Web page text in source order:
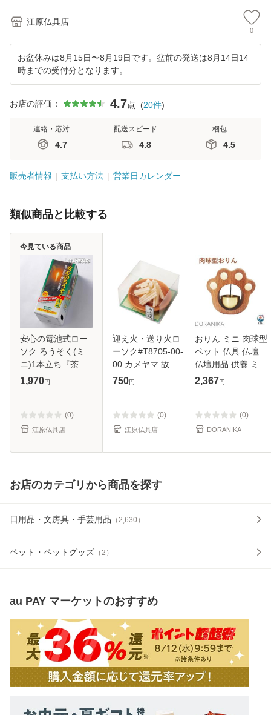
江原仏具店
0
お盆休みは8月15日〜8月19日です。盆前の発送は8月14日14
時までの受付分となります。
お店の評価： 4.7点 (20件)
連絡・応対
4.7
配送スピード
4.8
梱包
4.5
販売者情報 支払い方法 営業日カレンダー
類似商品と比較する
安心の電池式ロー
ソク ろうそく(ミ
ニ)1本立ち『茶
色』燭台付 家具調
1,970円
(0)
江原仏具店
今見ている商品
迎え火・送り火ロ
ーソク#T8705-00-
00 カメヤマ 故人
の好物シリーズ ロ
750円
(0)
江原仏具店
おりん ミニ 肉球型
ペット 仏具 仏壇
仏壇用品 供養 ミニ
サイズ 真鍮製 綺麗
が響 おすすめ商品
注目
2,367円
(0)
DORANIKA
お店のカテゴリから商品を探す
日用品・文房具・手芸用品 （2,630）
ペット・ペットグッズ （2 ）
au PAY マーケットのおすすめ